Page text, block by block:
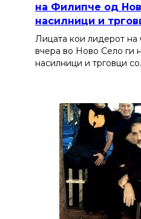
на Филипче од
насилници и
Лицата кои лидерот
вчера во Ново Село ги
насилници и трговци